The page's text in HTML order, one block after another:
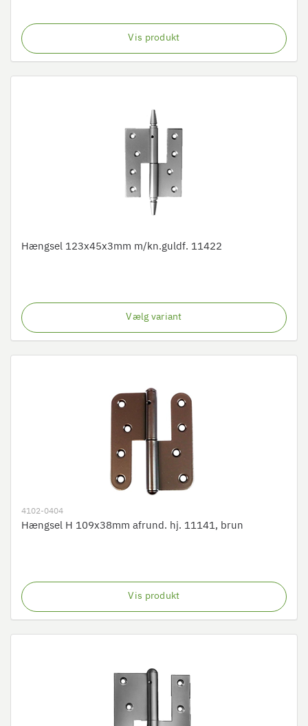
Vis produkt
Hængsel 123x45x3mm m/kn.guldf. 11422
Vælg variant
4102-0404
Hængsel H 109x38mm afrund. hj. 11141, brun
Vis produkt